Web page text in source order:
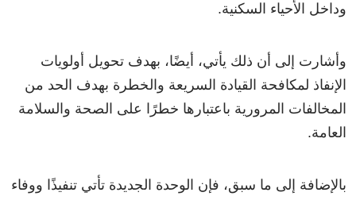
وداخل الأحياء السكنية.
وأشارت إلى أن ذلك يأتي، أيضًا، بهدف تحويل أولويات
الإنفاذ لمكافحة القيادة السريعة والخطرة بهدف الحد من
المخالفات المرورية باعتبارها خطرًا على الصحة والسلامة
العامة.
بالإضافة إلى ما سبق، فإن الوحدة الجديدة تأتي تنفيذًا ووفاء